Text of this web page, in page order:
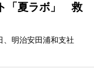
「夏ラボ」 救
明治安田浦和支社